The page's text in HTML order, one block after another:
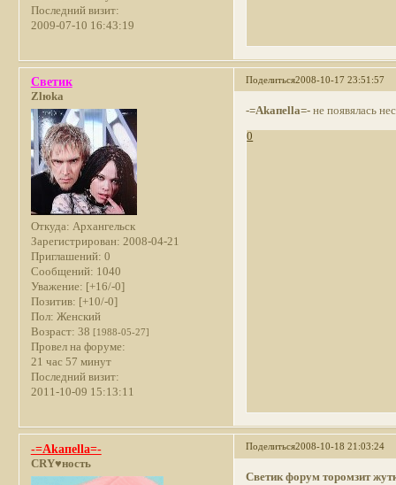
Последний визит:
2009-07-10 16:43:19
Поделиться2008-10-17 23:51:57
Светик
Zlюka
Откуда: Архангельск
Зарегистрирован: 2008-04-21
Приглашений: 0
Сообщений: 1040
Уважение: [+16/-0]
Позитив: [+10/-0]
Пол: Женский
Возраст: 38 [1988-05-27]
Провел на форуме:
21 час 57 минут
Последний визит:
2011-10-09 15:13:11
-=Akaпella=- не появялась
0
Поделиться2008-10-18 21:03:24
-=Akaпella=-
CRY♥ность
Светикфорум торомзит